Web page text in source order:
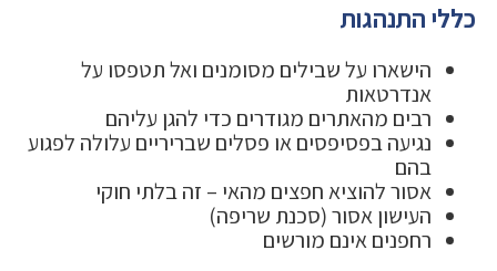
כללי התנהגות
הישארו על שבילים מסומנים ואל תטפסו על
אנדרטאות
רבים מהאתרים מגודרים כדי להגן עליהם
נגיעה בפסיפסים או פסלים שבריריים עלולה לפגוע
בהם
אסור להוציא חפצים מהאי – זה בלתי חוקי
העישון אסור (סכנת שריפה)
רחפנים אינם מורשים